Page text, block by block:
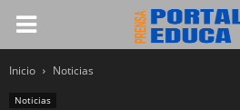
Inicio Noticias
Noticias